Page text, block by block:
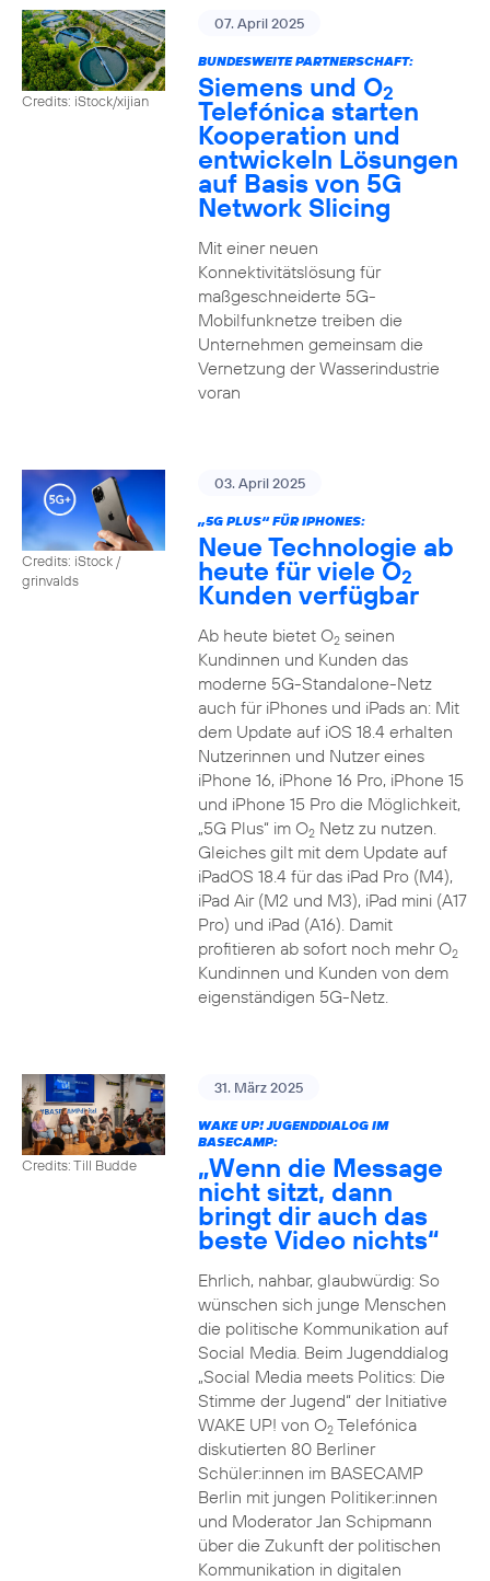
Credits: iStock/xijian
07. April 2025
BUNDESWEITE PARTNERSCHAFT:
Siemens und O2
Telefónica starten
Kooperation und
entwickeln Lösungen
auf Basis von 5G
Network Slicing
Mit einer neuen
Konnektivitätslösung für
maßgeschneiderte 5G-
Mobilfunknetze treiben die
Unternehmen gemeinsam die
Vernetzung der Wasserindustrie
voran
Credits: iStock /
grinvalds
03. April 2025
„5G PLUS“ FÜR IPHONES:
Neue Technologie ab
heute für viele O2
Kunden verfügbar
Ab heute bietet O2seinen
Kundinnen und Kunden das
moderne 5G-Standalone-Netz
auch für iPhones und iPads an: Mit
dem Update auf iOS 18.4 erhalten
Nutzerinnen und Nutzer eines
iPhone 16, iPhone 16 Pro, iPhone 15
und iPhone 15 Pro die Möglichkeit,
„5G Plus“ im O2Netz zu nutzen.
Gleiches gilt mit dem Update auf
iPadOS 18.4 für das iPad Pro (M4),
iPad Air (M2 und M3), iPad mini (A17
Pro) und iPad (A16). Damit
profitieren ab sofort noch mehr O2
Kundinnen und Kunden von dem
eigenständigen 5G-Netz.
Credits: Till Budde
31. März 2025
WAKE UP! JUGENDDIALOG IM
BASECAMP:
„Wenn die Message
nicht sitzt, dann
bringt dir auch das
beste Video nichts“
Ehrlich, nahbar, glaubwürdig: So
wünschen sich junge Menschen
die politische Kommunikation auf
Social Media. Beim Jugenddialog
„Social Media meets Politics: Die
Stimme der Jugend“ der Initiative
WAKE UP! von O2Telefónica
diskutierten 80 Berliner
Schüler:innen im BASECAMP
Berlin mit jungen Politiker:innen
und Moderator Jan Schipmann
über die Zukunft der politischen
Kommunikation in digitalen